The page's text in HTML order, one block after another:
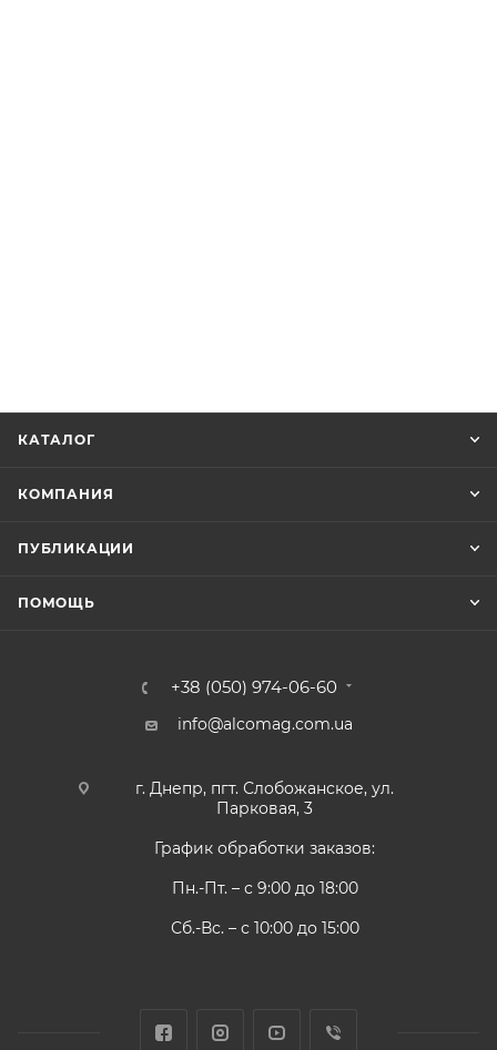
КАТАЛОГ
КОМПАНИЯ
ПУБЛИКАЦИИ
ПОМОЩЬ
+38 (050) 974-06-60
info@alcomag.com.ua
г. Днепр, пгт. Слобожанское, ул.
Парковая, 3
График обработки заказов:
Пн.-Пт. – с 9:00 до 18:00
Сб.-Вс. – с 10:00 до 15:00